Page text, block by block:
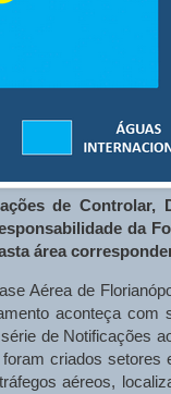
de Controlar,
da
área
Aérea de
aconteça com
de Notificações
criados setores
aéreos,